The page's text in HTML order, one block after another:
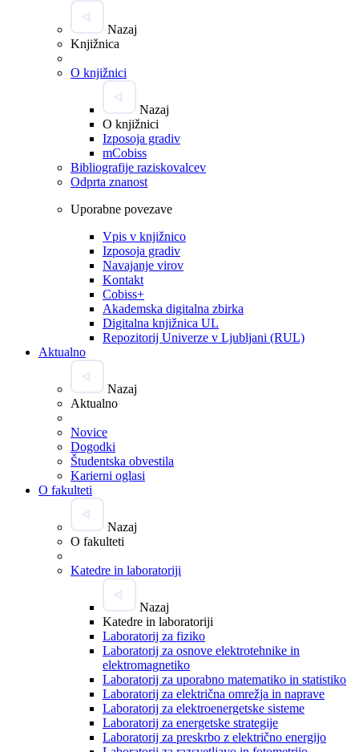
Nazaj
Knjižnica
O knjižnici
Nazaj
O knjižnici
Izposoja gradiv
mCobiss
Bibliografije raziskovalcev
Odprta znanost
Uporabne povezave
Vpis v knjižnico
Izposoja gradiv
Navajanje virov
Kontakt
Cobiss+
Akademska digitalna zbirka
Digitalna knjižnica UL
Repozitorij Univerze v Ljubljani (RUL)
Aktualno
Nazaj
Aktualno
Novice
Dogodki
Študentska obvestila
Karierni oglasi
O fakulteti
Nazaj
O fakulteti
Katedre in laboratoriji
Nazaj
Katedre in laboratoriji
Laboratorij za fiziko
Laboratorij za osnove elektrotehnike in
elektromagnetiko
Laboratorij za uporabno matematiko in statistiko
Laboratorij za električna omrežja in naprave
Laboratorij za elektroenergetske sisteme
Laboratorij za energetske strategije
Laboratorij za preskrbo z električno energijo